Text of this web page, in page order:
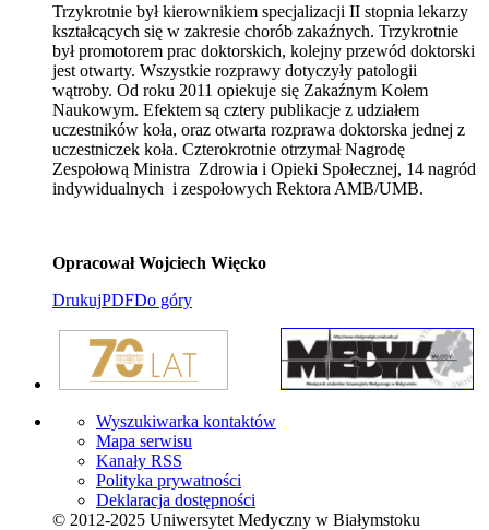
Trzykrotnie był kierownikiem specjalizacji II stopnia lekarzy
kształcących się w zakresie chorób zakaźnych. Trzykrotnie
był promotorem prac doktorskich, kolejny przewód doktorski
jest otwarty. Wszystkie rozprawy dotyczyły patologii
wątroby. Od roku 2011 opiekuje się Zakaźnym Kołem
Naukowym. Efektem są cztery publikacje z udziałem
uczestników koła, oraz otwarta rozprawa doktorska jednej z
uczestniczek koła. Czterokrotnie otrzymał Nagrodę
Zespołową Ministra Zdrowia i Opieki Społecznej, 14 nagród
indywidualnych i zespołowych Rektora AMB/UMB.
Opracował Wojciech Więcko
DrukujPDFDo góry
Wyszukiwarka kontaktów
Mapa serwisu
Kanały RSS
Polityka prywatności
Deklaracja dostępności
© 2012-2025 Uniwersytet Medyczny w Białymstoku